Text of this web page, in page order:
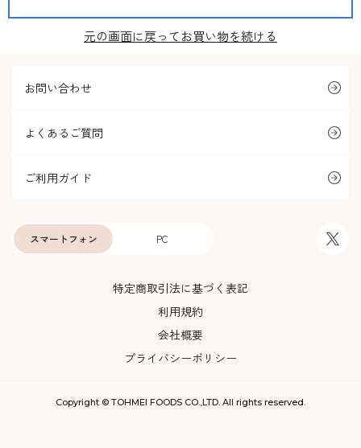
元の画面に戻ってお買い物を続ける
お問い合わせ
よくあるご質問
ご利用ガイド
PC
スマートフォン
特定商取引法に基づく表記
利用規約
会社概要
プライバシーポリシー
Copyright © TOHMEI FOODS CO.,LTD. All rights reserved.